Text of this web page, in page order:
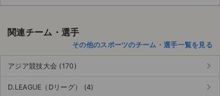
関連チーム・選手
その他のスポーツのチーム・選手一覧を見る
アジア競技大会 (170) keyboard_arrow_right
D.LEAGUE（Dリーグ） (4) keyboard_arrow_right